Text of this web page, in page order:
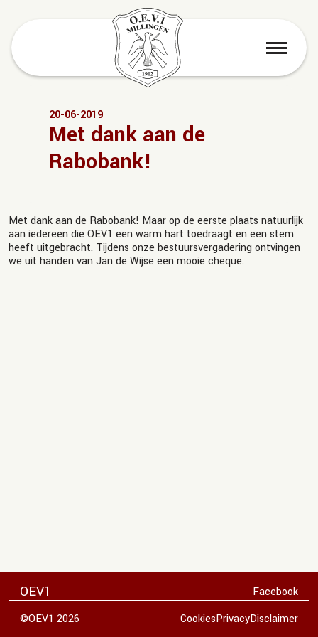
menu
20-06-2019
Met dank aan de
Rabobank!
Met dank aan de Rabobank! Maar op de eerste plaats natuurlijk
aan iedereen die OEV1 een warm hart toedraagt en een stem
heeft uitgebracht. Tijdens onze bestuursvergadering ontvingen
we uit handen van Jan de Wijse een mooie cheque.
OEV1
Facebook
©OEV1 2026
CookiesPrivacyDisclaimer